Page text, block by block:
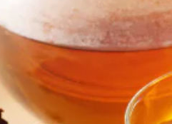
ミュレーション
者版